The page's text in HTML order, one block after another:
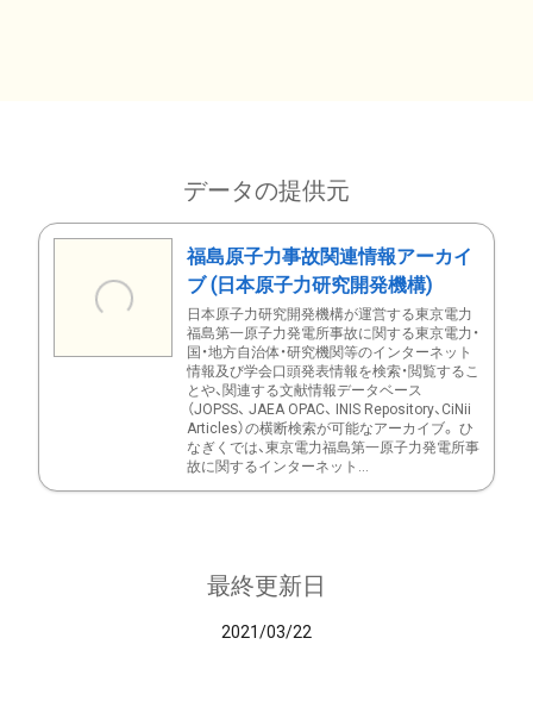
データの提供元
福島原子力事故関連情報アーカイ
ブ (日本原子力研究開発機構)
日本原子力研究開発機構が運営する東京電力
福島第一原子力発電所事故に関する東京電力・
国・地方自治体・研究機関等のインターネット
情報及び学会口頭発表情報を検索・閲覧するこ
とや、関連する文献情報データベース
（JOPSS、 JAEA OPAC、 INIS Repository、CiNii
Articles）の横断検索が可能なアーカイブ。 ひ
なぎくでは、東京電力福島第一原子力発電所事
故に関するインターネット...
最終更新日
2021/03/22